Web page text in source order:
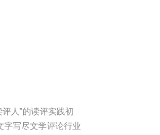
人”的读评实践初
字写尽文学评论行业